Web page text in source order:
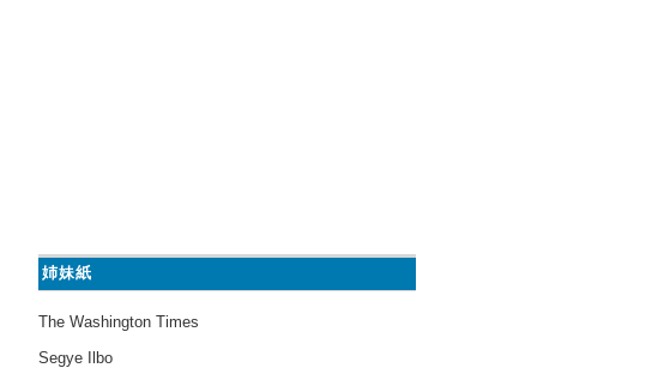
姉妹紙
The Washington Times
Segye Ilbo